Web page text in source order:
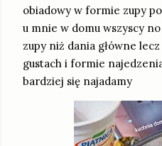
obiadowy w formie zupy
u mnie w domu wszyscy
zupy niż dania główne
gustach i formie
bardziej się najadamy